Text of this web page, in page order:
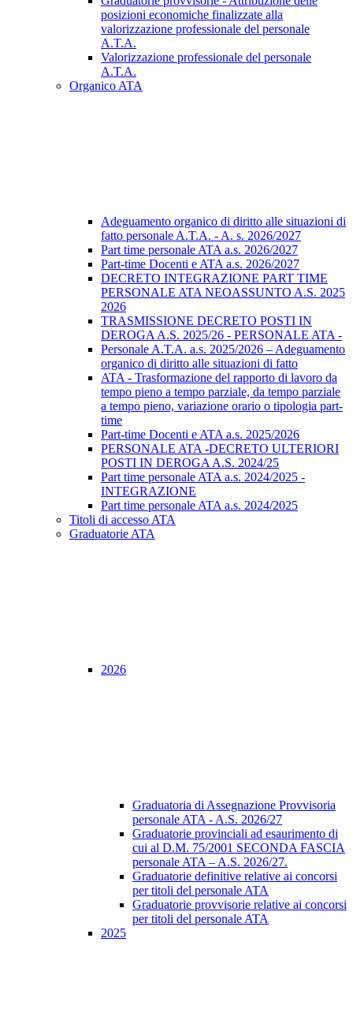
posizioni economiche finalizzate alla
valorizzazione professionale del personale
A.T.A.
Valorizzazione professionale del personale
A.T.A.
Organico ATA
Adeguamento organico di diritto alle situazioni di
fatto personale A.T.A. - A. s. 2026/2027
Part time personale ATA a.s. 2026/2027
Part-time Docenti e ATA a.s. 2026/2027
DECRETO INTEGRAZIONE PART TIME
PERSONALE ATA NEOASSUNTO A.S. 2025
2026
TRASMISSIONE DECRETO POSTI IN
DEROGA A.S. 2025/26 - PERSONALE ATA -
Personale A.T.A. a.s. 2025/2026 – Adeguamento
organico di diritto alle situazioni di fatto
ATA - Trasformazione del rapporto di lavoro da
tempo pieno a tempo parziale, da tempo parziale
a tempo pieno, variazione orario o tipologia part-
time
Part-time Docenti e ATA a.s. 2025/2026
PERSONALE ATA -DECRETO ULTERIORI
POSTI IN DEROGA A.S. 2024/25
Part time personale ATA a.s. 2024/2025 -
INTEGRAZIONE
Part time personale ATA a.s. 2024/2025
Titoli di accesso ATA
Graduatorie ATA
2026
Graduatoria di Assegnazione Provvisoria
personale ATA - A.S. 2026/27
Graduatorie provinciali ad esaurimento di
cui al D.M. 75/2001 SECONDA FASCIA
personale ATA – A.S. 2026/27.
Graduatorie definitive relative ai concorsi
per titoli del personale ATA
Graduatorie provvisorie relative ai concorsi
per titoli del personale ATA
2025